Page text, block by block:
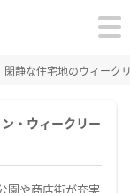
閑静な住宅地のウィーク
・ウィークリー
園や商店街が充実